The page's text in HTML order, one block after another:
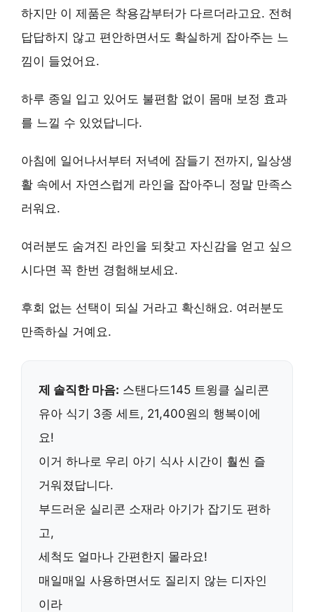
하지만 이 제품은 착용감부터가 다르더라고요. 전혀
답답하지 않고 편안하면서도 확실하게 잡아주는 느
낌이 들었어요.
하루 종일 입고 있어도 불편함 없이 몸매 보정 효과
를 느낄 수 있었답니다.
아침에 일어나서부터 저녁에 잠들기 전까지, 일상생
활 속에서 자연스럽게 라인을 잡아주니 정말 만족스
러워요.
여러분도 숨겨진 라인을 되찾고 자신감을 얻고 싶으
시다면 꼭 한번 경험해보세요.
후회 없는 선택이 되실 거라고 확신해요. 여러분도
만족하실 거예요.
제 솔직한 마음: 스탠다드145 트윙클 실리콘
유아 식기 3종 세트, 21,400원의 행복이에
요!
이거 하나로 우리 아기 식사 시간이 훨씬 즐
거워졌답니다.
부드러운 실리콘 소재라 아기가 잡기도 편하
고,
세척도 얼마나 간편한지 몰라요!
매일매일 사용하면서도 질리지 않는 디자인
이라